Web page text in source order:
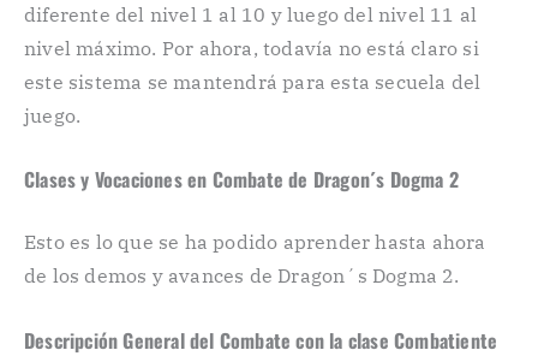
diferente del nivel 1 al 10 y luego del nivel 11 al
nivel máximo. Por ahora, todavía no está claro si
este sistema se mantendrá para esta secuela del
juego.
Clases y Vocaciones en Combate de Dragon´s Dogma 2
Esto es lo que se ha podido aprender hasta ahora
de los demos y avances de Dragon´s Dogma 2.
Descripción General del Combate con la clase Combatiente